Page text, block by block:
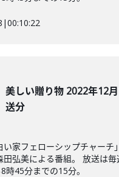
|00:10:22
美しい贈り物 2022年12
送分
い家フェローシップチャーチ
弘美による番組。 放送は毎
時45分までの15分。